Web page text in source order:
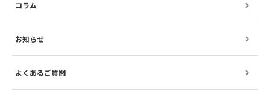
コラム
お知らせ
よくあるご質問